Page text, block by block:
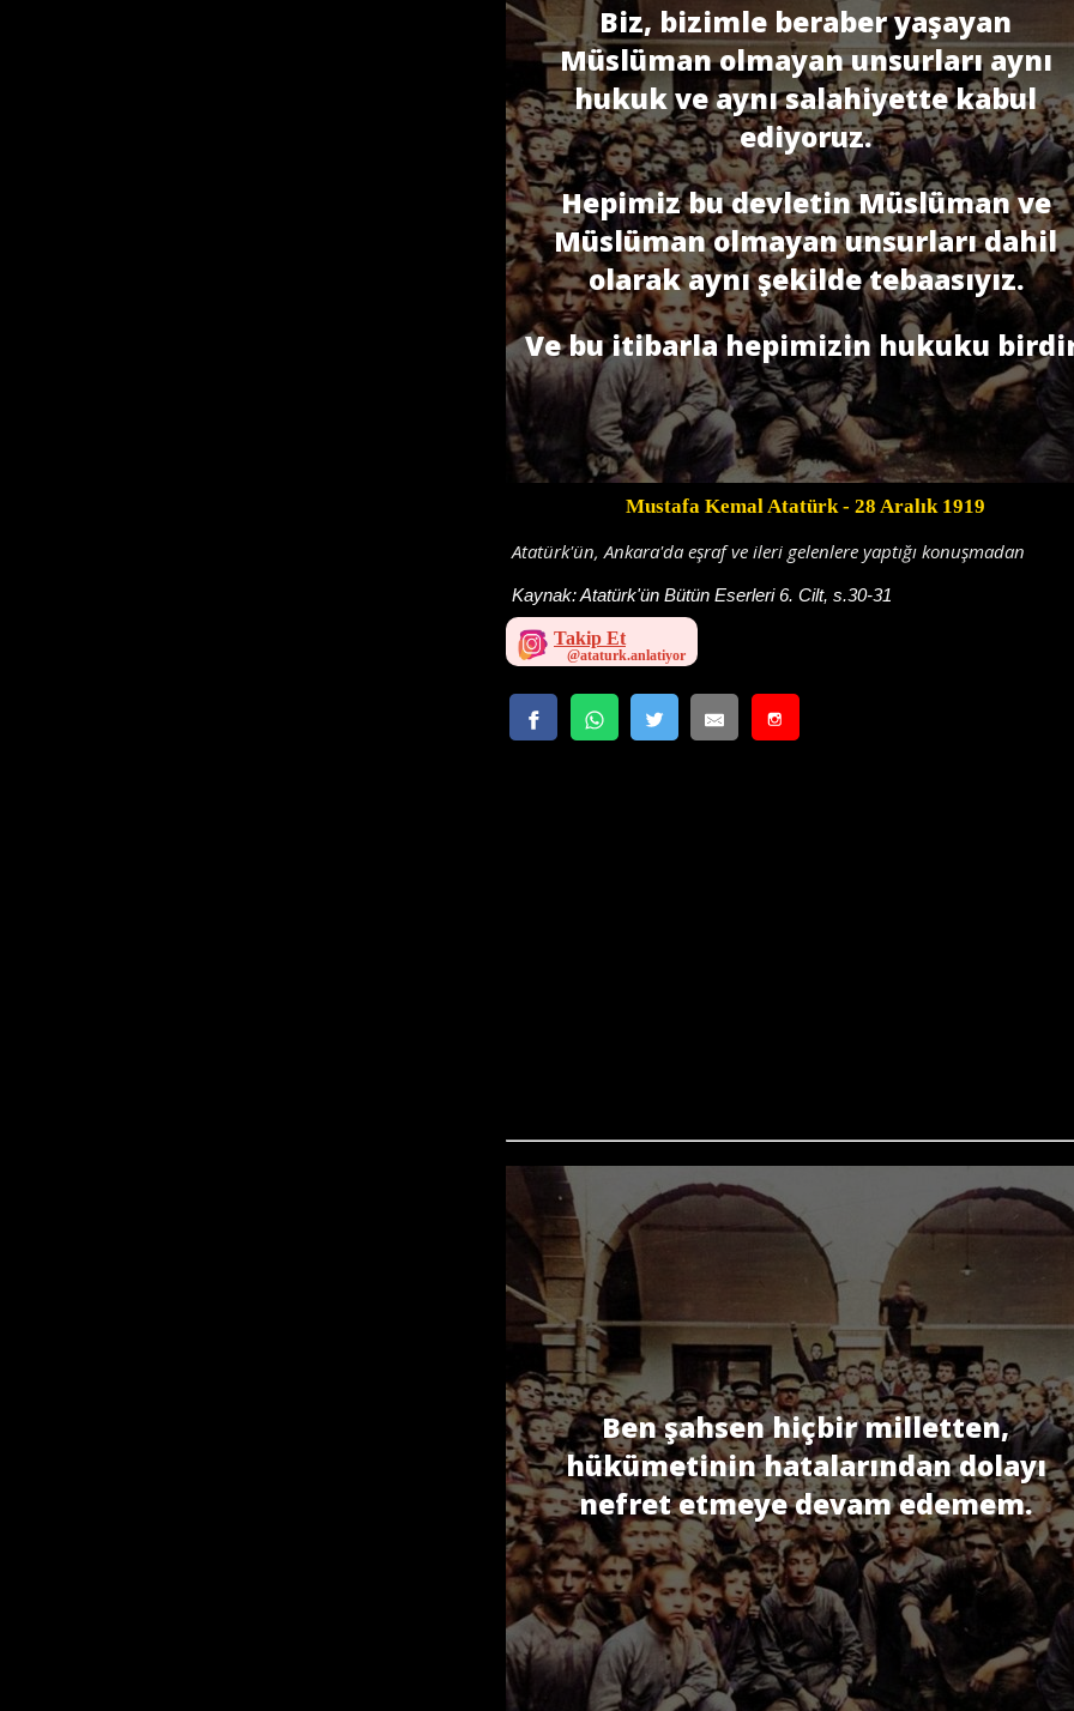
Biz, bizimle beraber yaşayan
Müslüman olmayan unsurları aynı
hukuk ve aynı salahiyette kabul
ediyoruz.
Hepimiz bu devletin Müslüman ve
Müslüman olmayan unsurları dahil
olarak aynı şekilde tebaasıyız.
Ve bu itibarla hepimizin hukuku
Mustafa Kemal Atatürk - 28 Aralık 1919
Atatürk'ün, Ankara'da eşraf ve ileri gelenlere yaptığı konuşmadan
Kaynak:Atatürk'ün Bütün Eserleri 6. Cilt, s.30-31
Takip Et
Ben şahsen hiçbir milletten,
hükümetinin hatalarından dolayı
nefret etmeye devam edemem.